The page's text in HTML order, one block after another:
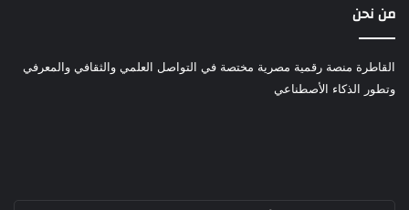
من نحن
القاطرة منصة رقمية مصرية مختصة في التواصل العلمي والثقافي والمعرفي
وتطور الذكاء الأصطناعي